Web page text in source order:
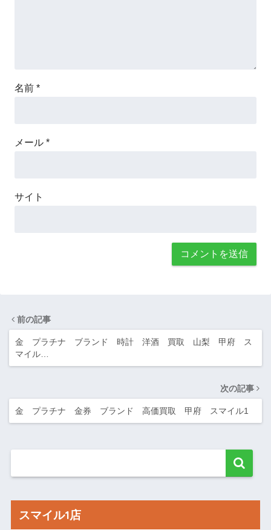
名前 *
メール *
サイト
前の記事
金 プラチナ ブランド 時計 洋酒 買取 山梨 甲府 ス
マイル…
次の記事
金 プラチナ 金券 ブランド 高価買取 甲府 スマイル1
スマイル1店